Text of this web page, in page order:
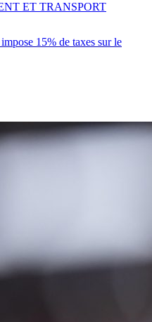
15% de taxes sur le
ET TRANSPORT